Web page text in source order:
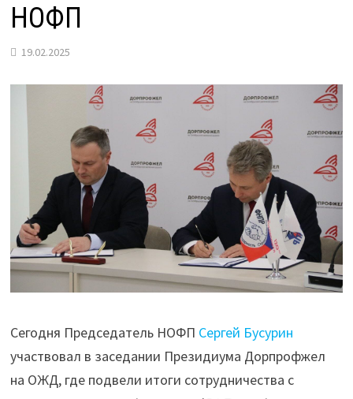
НОФП
19.02.2025
Сегодня Председатель НОФП Сергей Бусурин
участвовал в заседании Президиума Дорпрофжел
на ОЖД, где подвели итоги сотрудничества с